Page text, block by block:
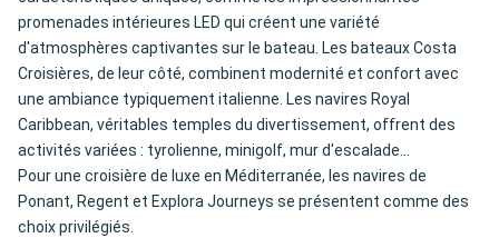
promenades intérieures LED qui créent une variété
d'atmosphères captivantes sur le bateau. Les bateaux Costa
Croisières, de leur côté, combinent modernité et confort avec
une ambiance typiquement italienne. Les navires Royal
Caribbean, véritables temples du divertissement, offrent des
activités variées : tyrolienne, minigolf, mur d'escalade...
Pour une croisière de luxe en Méditerranée, les navires de
Ponant, Regent et Explora Journeys se présentent comme des
choix privilégiés.